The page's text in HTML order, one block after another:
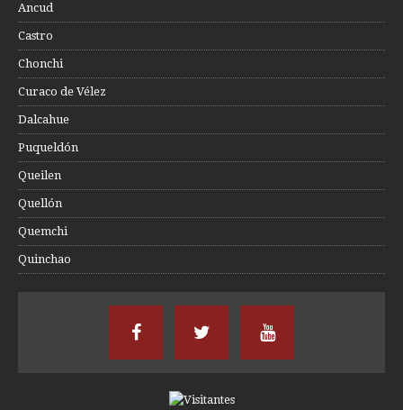
Ancud
Castro
Chonchi
Curaco de Vélez
Dalcahue
Puqueldón
Queilen
Quellón
Quemchi
Quinchao